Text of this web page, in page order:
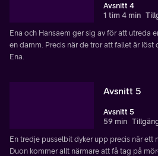
Avsnitt 4
1 tim 4 min
Ena och Hansaem ger sig av för att utreda
en damm. Precis när de tror att fallet är löst
Ena.
Avsnitt 5
Avsnitt 5
59 min
En tredje pusselbit dyker upp precis när ett
Duon kommer allt närmare att få tag på